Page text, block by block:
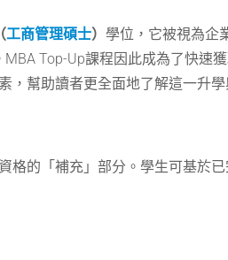
工商管理碩士） 學位，它被視為企
Top-Up課程因此成為了快速
，幫助讀者更全面地了解這一升
格的「補充」部分。學生可基於